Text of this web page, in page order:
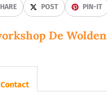
POST PIN-IT
De Wolden